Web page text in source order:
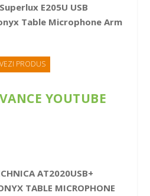
Superlux E205U USB
Table Microphone Arm
VEZI PRODUS
YOUTUBE
AT2020USB+
TABLE MICROPHONE